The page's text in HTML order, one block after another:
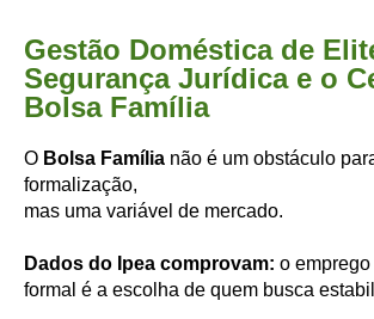
Gestão Doméstica de
Segurança Jurídica e o
Bolsa Família
O Bolsa Família não é um obstáculo
formalização,
mas uma variável de mercado.
Dados do Ipea comprovam: o
formal é a escolha de quem busca